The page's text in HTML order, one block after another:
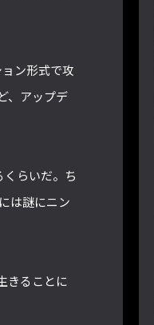
ン形式で攻
、アップデ
くらいだ。ち
は謎にニン
きることに